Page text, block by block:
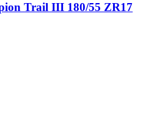
Trail III 180/55 ZR17